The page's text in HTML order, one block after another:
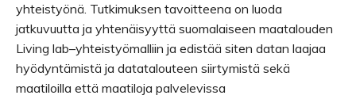
yhteistyönä. Tutkimuksen tavoitteena on luoda
jatkuvuutta ja yhtenäisyyttä suomalaiseen maatalouden
Living lab–yhteistyömalliin ja edistää siten datan laajaa
hyödyntämistä ja datatalouteen siirtymistä sekä
maatiloilla että maatiloja palvelevissa